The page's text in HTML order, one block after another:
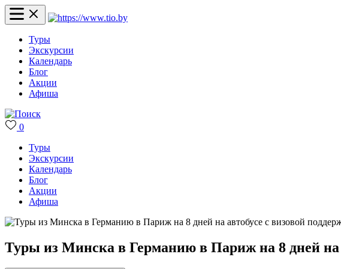
Туры
Экскурсии
Календарь
Блог
Акции
Афиша
0
Туры
Экскурсии
Календарь
Блог
Акции
Афиша
Туры из Минска в Германию в Париж на 8 дней на